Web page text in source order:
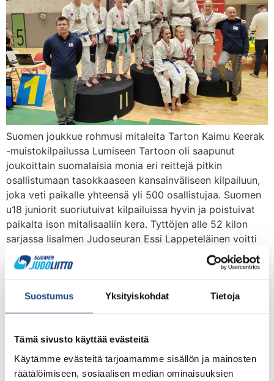
Suostumus Yksityiskohdat Tietoja
Tämä sivusto käyttää evästeitä
Käytämme evästeitä tarjoamamme sisällön ja mainosten
räätälöimiseen, sosiaalisen median ominaisuuksien
Suomen joukkue rohmusi mitaleita Tarton Kaimu Keerak
-muistokilpailussa Lumiseen Tartoon oli saapunut
joukoittain suomalaisia monia eri reittejä pitkin
osallistumaan tasokkaaseen kansainväliseen kilpailuun,
joka veti paikalle yhteensä yli 500 osallistujaa. Suomen
u18 juniorit suoriutuivat kilpailuissa hyvin ja poistuivat
paikalta ison mitalisaaliin kera. Tyttöjen alle 52 kilon
sarjassa Iisalmen Judoseuran Essi Lappeteläinen voitti
kaikki ottelunsa komeasti mattoipponeilla. […]
kilpailumatka lapsille ja